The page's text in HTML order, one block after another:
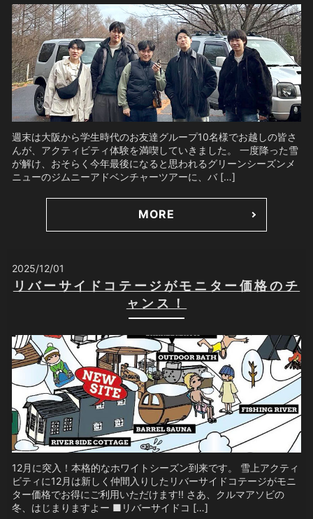
週末は大阪から学生時代のお友達グループ10名様でお越しの皆さ
んが、アクティビティ体験を満喫していきました。 一度降った雪
が解け、おそらく今年最後になると思われるグリーンシーズンメ
ニューのジムニーアドベンチャーツアーに、バ […]
MORE
2025/12/01
リバーサイドコテージがモニター価格のチ
ャンス！
12月に突入！本格的なホワイトシーズン到来です。 雪上アクティ
ビティに12月は新しく仲間入りしたリバーサイドコテージがモニ
ター価格でお得にご利用いただけます!! さあ、クルマアソビの
冬、はじまりますよー ■リバーサイドコ […]